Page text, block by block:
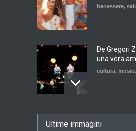
benessere,
De Gregori
una vera
cultura,
cultura
Ultime immagini